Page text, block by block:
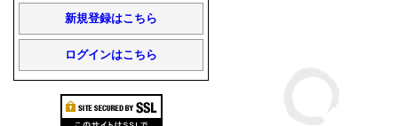
新規登録はこちら
ログインはこちら